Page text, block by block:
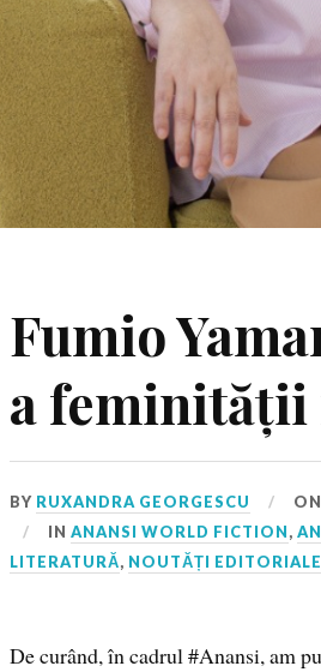
Fumio
a
BY RUXANDRA GEORGESCU ON
INANANSI WORLD FICTION,
LITERATURĂ, NOUTĂȚI EDITORIALE
De curând, în cadrul #Anansi, am